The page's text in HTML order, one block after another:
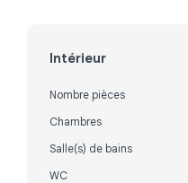
Intérieur
Nombre pièces
Chambres
Salle(s) de bains
WC